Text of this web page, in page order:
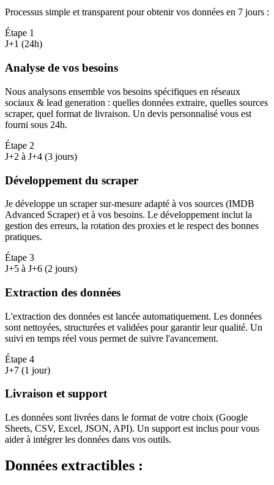
Processus simple et transparent pour obtenir vos données en 7 jours :
Étape 1
J+1 (24h)
Analyse de vos besoins
Nous analysons ensemble vos besoins spécifiques en réseaux
sociaux & lead generation : quelles données extraire, quelles sources
scraper, quel format de livraison. Un devis personnalisé vous est
fourni sous 24h.
Étape 2
J+2 à J+4 (3 jours)
Développement du scraper
Je développe un scraper sur-mesure adapté à vos sources (IMDB
Advanced Scraper) et à vos besoins. Le développement inclut la
gestion des erreurs, la rotation des proxies et le respect des bonnes
pratiques.
Étape 3
J+5 à J+6 (2 jours)
Extraction des données
L'extraction des données est lancée automatiquement. Les données
sont nettoyées, structurées et validées pour garantir leur qualité. Un
suivi en temps réel vous permet de suivre l'avancement.
Étape 4
J+7 (1 jour)
Livraison et support
Les données sont livrées dans le format de votre choix (Google
Sheets, CSV, Excel, JSON, API). Un support est inclus pour vous
aider à intégrer les données dans vos outils.
Données extractibles :